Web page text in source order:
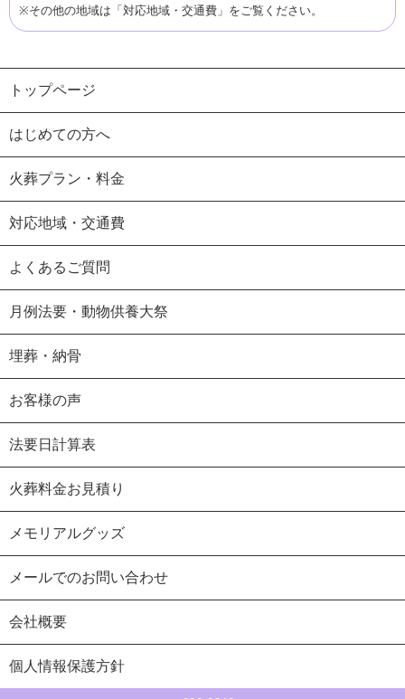
※その他の地域は「 対応地域・交通費 」をご覧ください。
トップページ
はじめての方へ
火葬プラン・料金
対応地域・交通費
よくあるご質問
月例法要・動物供養大祭
埋葬・納骨
お客様の声
法要日計算表
火葬料金お見積り
メモリアルグッズ
メールでのお問い合わせ
会社概要
個人情報保護方針